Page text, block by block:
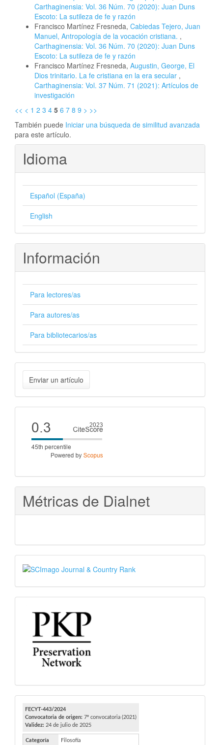
Carthaginensia: Vol. 36 Núm. 70 (2020): Juan Duns
Escoto: La sutileza de fe y razón
Francisco Martínez Fresneda, Cabiedas Tejero, Juan
Manuel, Antropología de la vocación cristiana. ,
Carthaginensia: Vol. 36 Núm. 70 (2020): Juan Duns
Escoto: La sutileza de fe y razón
Francisco Martínez Fresneda, Augustin, George, El
Dios trinitario. La fe cristiana en la era secular ,
Carthaginensia: Vol. 37 Núm. 71 (2021): Artículos de
investigación
<< < 1 2 3 4 5 6 7 8 9 > >>
También puede Iniciar una búsqueda de similitud avanzada
para este artículo.
Idioma
Español (España)
English
Información
Para lectores/as
Para autores/as
Para bibliotecarios/as
Enviar
un
artículo
Enviar un artículo
Cite
score
Métricas de Dialnet
SJR
PKP
FECYT